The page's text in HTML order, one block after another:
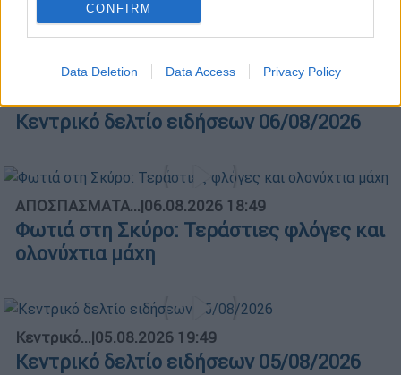
CONFIRM
Data Deletion Data Access Privacy Policy
POPULAR VIDEOS
Κεντρικό δελτίο ειδήσεων 06/08/2026
ΑΠΟΣΠΑΣΜΑΤΑ...|06.08.2026 18:49
Φωτιά στη Σκύρο: Τεράστιες φλόγες και
ολονύχτια μάχη
Κεντρικό...|05.08.2026 19:49
Κεντρικό δελτίο ειδήσεων 05/08/2026